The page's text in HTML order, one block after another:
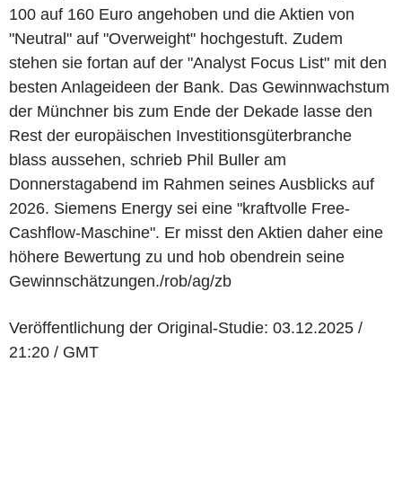
100 auf 160 Euro angehoben und die Aktien von
"Neutral" auf "Overweight" hochgestuft. Zudem
stehen sie fortan auf der "Analyst Focus List" mit den
besten Anlageideen der Bank. Das Gewinnwachstum
der Münchner bis zum Ende der Dekade lasse den
Rest der europäischen Investitionsgüterbranche
blass aussehen, schrieb Phil Buller am
Donnerstagabend im Rahmen seines Ausblicks auf
2026. Siemens Energy sei eine "kraftvolle Free-
Cashflow-Maschine". Er misst den Aktien daher eine
höhere Bewertung zu und hob obendrein seine
Gewinnschätzungen./rob/ag/zb
Veröffentlichung der Original-Studie: 03.12.2025 /
21:20 / GMT